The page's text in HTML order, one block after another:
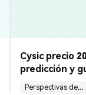
Cysic precio
predicción y
en CYS
Perspectivas del Mercado